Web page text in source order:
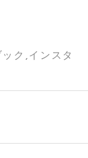
ク,インスタ